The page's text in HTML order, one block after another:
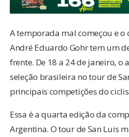
A temporada mal começou e o
André Eduardo Gohr tem um
frente. De 18 a 24 de janeiro, o
seleção brasileira no tour de
principais competições do
Essa é a quarta edição da
Argentina. O tour de San Luis